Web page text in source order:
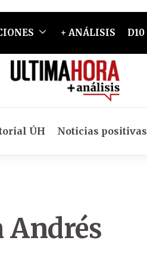
+ ANÁLISIS D10
ÚH Noticias positivas
Andrés